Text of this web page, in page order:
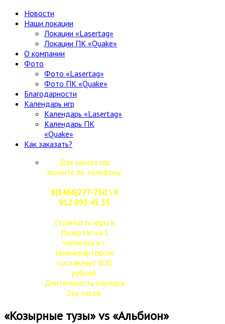
Новости
Наши локации
Локации «Lasertag»
Локации ПК «Quake»
О компании
Фото
Фото «Lasertag»
Фото ПК «Quake»
Благодарности
Календарь игр
Календарь «Lasertag»
Календарь ПК
«Quake»
Как заказать?
Для заказа игр
звоните по телефону:
8(3466)277-750 \ 8
912 093 45 35
Стоимость игры в
Лазертаг на 1
человека в г.
Нижневартовске
составляет 800
рублей.
Длительность порядка
2ух часов.
«Козырные тузы» vs «Альбион»